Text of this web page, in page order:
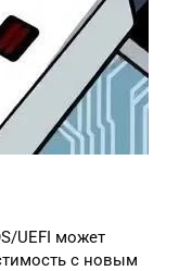
UEFI может
с новым